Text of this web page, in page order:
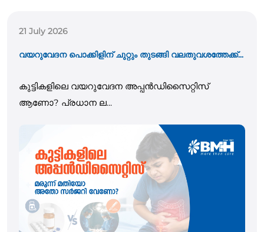
21 July 2026
വയറുവേദന പൊക്കിളിന് ചുറ്റും തുടങ്ങി വലതുവശത്തേക്ക്...
കുട്ടികളിലെ വയറുവേദന അപ്പൻഡിസൈറ്റിസ്
ആണോ? പ്രധാന ല...